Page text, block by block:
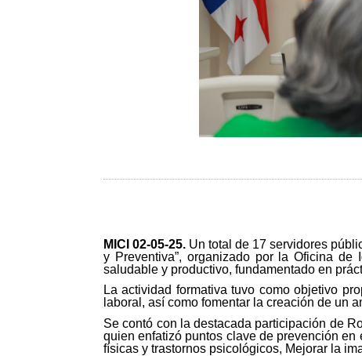
MICI 02-05-25. Un total de 17 servidores
y Preventiva”, organizado por la Oficina
saludable y productivo, fundamentado en
La actividad formativa tuvo como objetivo
laboral, así como fomentar la creación de un
Se contó con la destacada participación de
quien enfatizó puntos clave de prevención
físicas y trastornos psicológicos, Mejorar la